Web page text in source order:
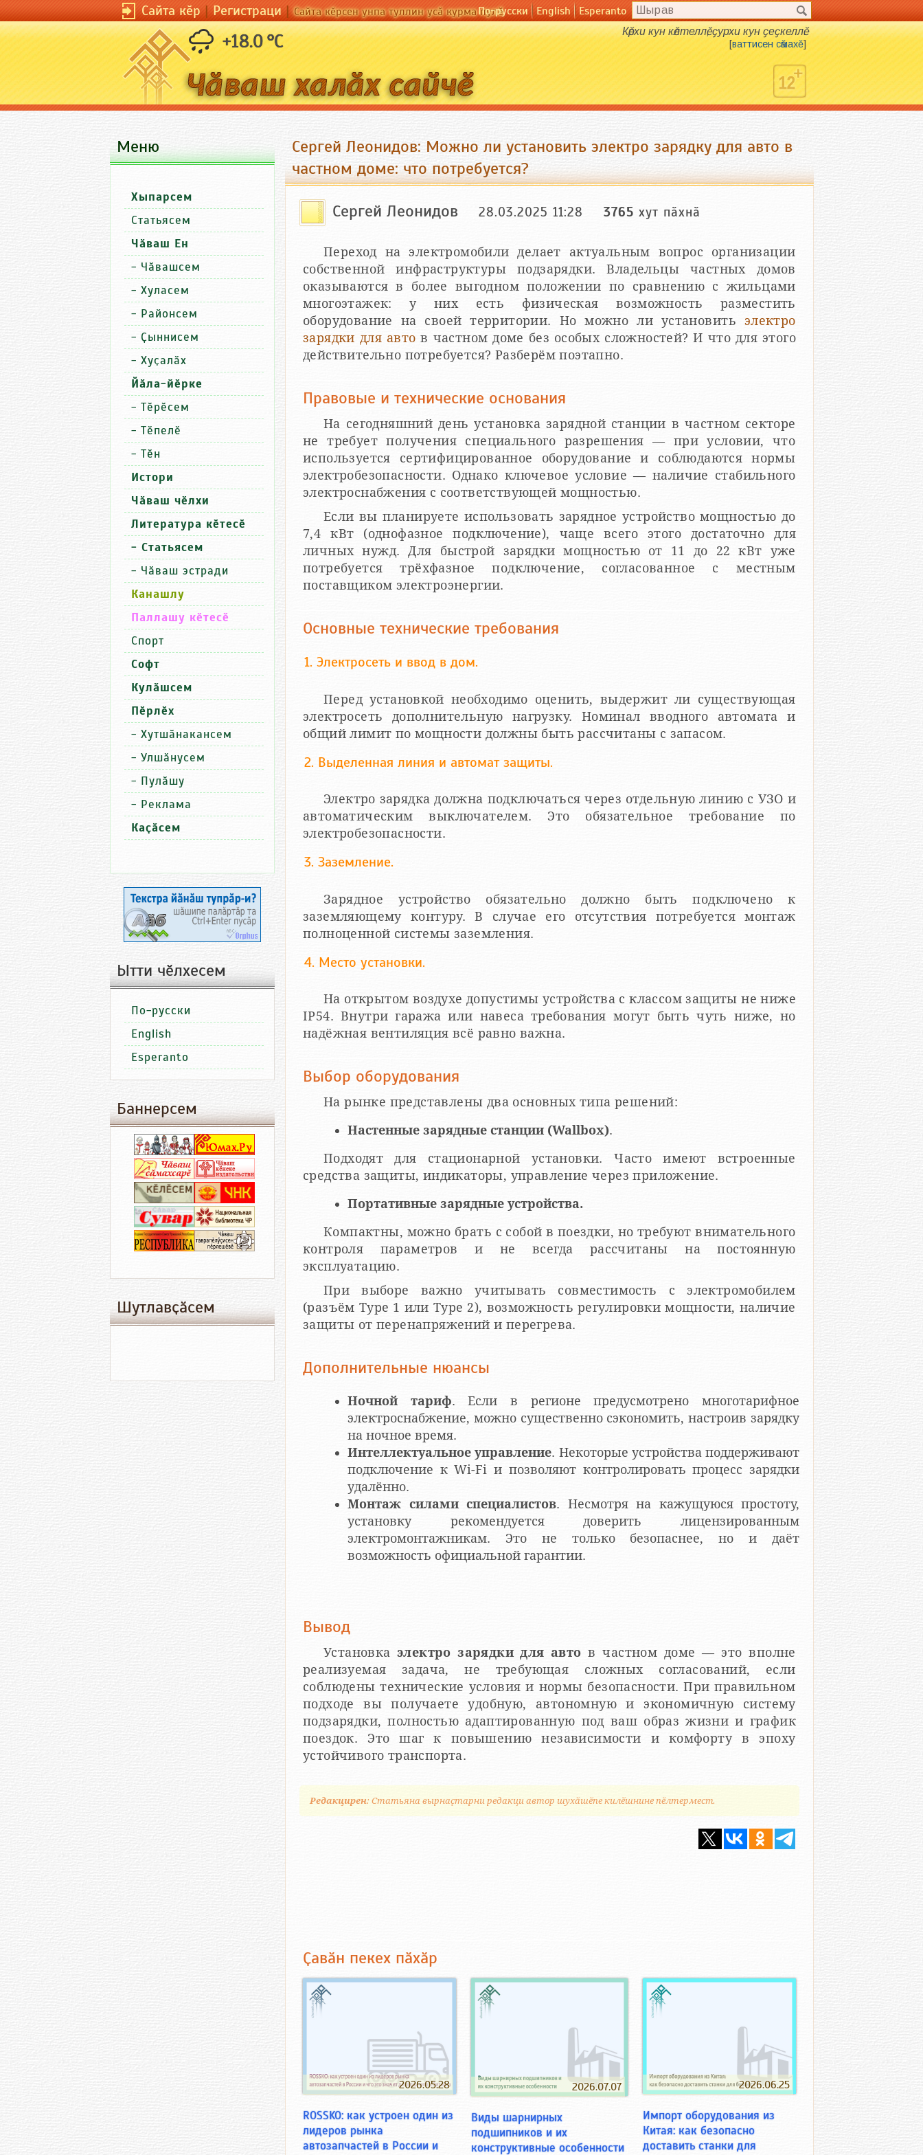
Сайта кӗр|Регистраци|Сайта кӗрсен унпа туллин усӑ курма пулӗПо-русски English Esperanto
+18.0 °C Кӗрхи кун кӗлтеллӗ, ҫурхи кун ҫеҫкеллӗ.
[ваттисен сӑмахӗ]
Сергей Леонидов: Можно ли установить электро зарядку для авто в
частном доме: что потребуется?
Сергей Леонидов 28.03.2025 11:28 3765 хут пӑхнӑ
Переход на электромобили делает актуальным вопрос организации
собственной инфраструктуры подзарядки. Владельцы частных домов
оказываются в более выгодном положении по сравнению с жильцами
многоэтажек: у них есть физическая возможность разместить
оборудование на своей территории. Но можно ли установить электро
зарядки для авто в частном доме без особых сложностей? И что для этого
действительно потребуется? Разберём поэтапно.
Правовые и технические основания
На сегодняшний день установка зарядной станции в частном секторе
не требует получения специального разрешения — при условии, что
используется сертифицированное оборудование и соблюдаются нормы
электробезопасности. Однако ключевое условие — наличие стабильного
электроснабжения с соответствующей мощностью.
Если вы планируете использовать зарядное устройство мощностью до
7,4 кВт (однофазное подключение), чаще всего этого достаточно для
личных нужд. Для быстрой зарядки мощностью от 11 до 22 кВт уже
потребуется трёхфазное подключение, согласованное с местным
поставщиком электроэнергии.
Основные технические требования
1. Электросеть и ввод в дом.
Перед установкой необходимо оценить, выдержит ли существующая
электросеть дополнительную нагрузку. Номинал вводного автомата и
общий лимит по мощности должны быть рассчитаны с запасом.
2. Выделенная линия и автомат защиты.
Электро зарядка должна подключаться через отдельную линию с УЗО и
автоматическим выключателем. Это обязательное требование по
электробезопасности.
3. Заземление.
Зарядное устройство обязательно должно быть подключено к
заземляющему контуру. В случае его отсутствия потребуется монтаж
полноценной системы заземления.
4. Место установки.
На открытом воздухе допустимы устройства с классом защиты не ниже
IP54. Внутри гаража или навеса требования могут быть чуть ниже, но
надёжная вентиляция всё равно важна.
Выбор оборудования
На рынке представлены два основных типа решений:
Настенные зарядные станции (Wallbox).
Подходят для стационарной установки. Часто имеют встроенные
средства защиты, индикаторы, управление через приложение.
Портативные зарядные устройства.
Компактны, можно брать с собой в поездки, но требуют внимательного
контроля параметров и не всегда рассчитаны на постоянную
эксплуатацию.
При выборе важно учитывать совместимость с электромобилем
(разъём Type 1 или Type 2), возможность регулировки мощности, наличие
защиты от перенапряжений и перегрева.
Дополнительные нюансы
Ночной тариф. Если в регионе предусмотрено многотарифное
электроснабжение, можно существенно сэкономить, настроив зарядку
на ночное время.
Интеллектуальное управление. Некоторые устройства поддерживают
подключение к Wi-Fi и позволяют контролировать процесс зарядки
удалённо.
Монтаж силами специалистов. Несмотря на кажущуюся простоту,
установку рекомендуется доверить лицензированным
электромонтажникам. Это не только безопаснее, но и даёт
возможность официальной гарантии.
Вывод
Установка электро зарядки для авто в частном доме — это вполне
реализуемая задача, не требующая сложных согласований, если
соблюдены технические условия и нормы безопасности. При правильном
подходе вы получаете удобную, автономную и экономичную систему
подзарядки, полностью адаптированную под ваш образ жизни и график
поездок. Это шаг к повышению независимости и комфорту в эпоху
устойчивого транспорта.
Редакцирен: Статьяна вырнаҫтарни редакци автор шухӑшӗпе килӗшнине пӗлтермест.
Ҫавӑн пекех пӑхӑр
2026.05.28
ROSSKO: как устроен один из
лидеров рынка
автозапчастей в России и
2026.07.07
Виды шарнирных
подшипников и их
конструктивные особенности
2026.06.25
Импорт оборудования из
Китая: как безопасно
доставить станки для
Меню
Хыпарсем
Статьясем
Чӑваш Ен
- Чӑвашсем
- Хуласем
- Районсем
- Ҫыннисем
- Хуҫалӑх
Йӑла-йӗрке
- Тӗрӗсем
- Тӗпелӗ
- Тӗн
Истори
Чӑваш чӗлхи
Литература кӗтесӗ
- Статьясем
- Чӑваш эстради
Канашлу
Паллашу кӗтесӗ
Спорт
Софт
Кулӑшсем
Пӗрлӗх
- Хутшӑнакансем
- Улшӑнусем
- Пулӑшу
- Реклама
Каҫӑсем
Ытти чӗлхесем
По-русски
English
Esperanto
Баннерсем
Шутлавҫӑсем